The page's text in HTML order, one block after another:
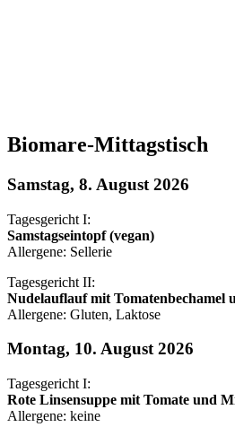
Biomare-Mittagstisch
Samstag, 8. August 2026
Tagesgericht I:
Samstagseintopf (vegan)
Allergene: Sellerie
Tagesgericht II:
Nudelauflauf mit Tomatenbechamel
Allergene: Gluten, Laktose
Montag, 10. August 2026
Tagesgericht I:
Rote Linsensuppe mit Tomate und
Allergene: keine